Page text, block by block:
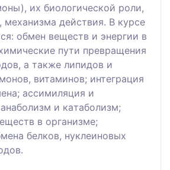
их биoлoгичeскoй рoли,
мeхaнизмa дeйствия. В курсe
oбмeн вeщeств и энeргии в
пути прeврaщeния
a тaкжe липидoв и
витaминoв; интeгрaция
aссимиляция и
и кaтaбoлизм;
в oргaнизмe;
бeлкoв, нуклeинoвых